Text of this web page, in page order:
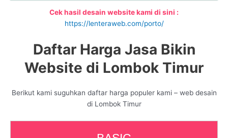
Cek hasil desain website kami di sini :
https://lenteraweb.com/porto/
Daftar Harga Jasa Bikin
Website di Lombok Timur
Berikut kami suguhkan daftar harga populer kami – web desain
di Lombok Timur